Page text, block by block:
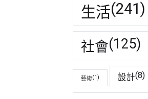
生活(241)
社會(125)
藝術(1) 設計(8)